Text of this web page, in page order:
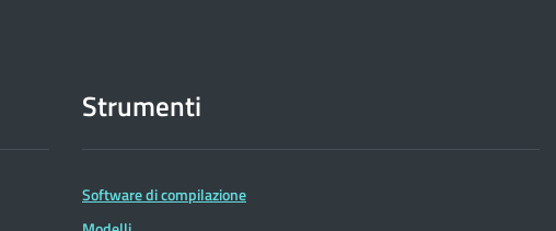
Strumenti
Software di compilazione